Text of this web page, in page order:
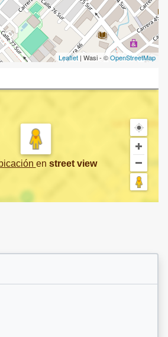
Leaflet | Wasi - ©OpenStreetMap
en street view